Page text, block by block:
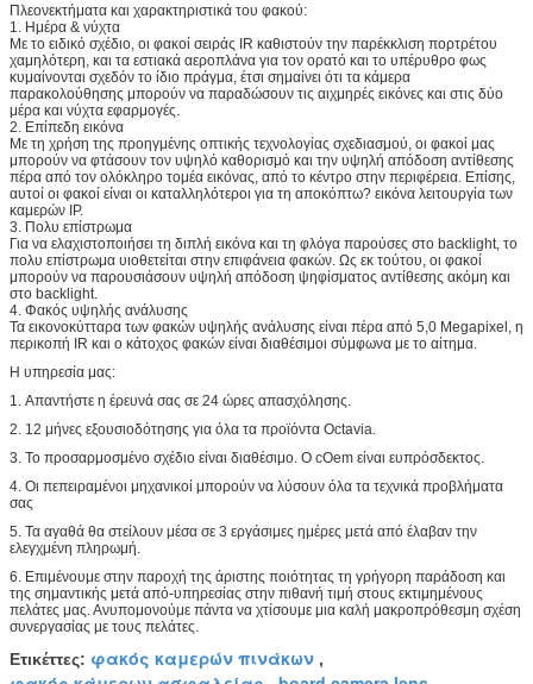
Πλεονεκτήματα και χαρακτηριστικά του φακού:
1. Ημέρα & νύχτα
Με το ειδικό σχέδιο, οι φακοί σειράς IR καθιστούν την παρέκκλιση πορτρέτου
χαμηλότερη, και τα εστιακά αεροπλάνα για τον ορατό και το υπέρυθρο φως
κυμαίνονται σχεδόν το ίδιο πράγμα, έτσι σημαίνει ότι τα κάμερα
παρακολούθησης μπορούν να παραδώσουν τις αιχμηρές εικόνες και στις δύο
μέρα και νύχτα εφαρμογές.
2. Επίπεδη εικόνα
Με τη χρήση της προηγμένης οπτικής τεχνολογίας σχεδιασμού, οι φακοί μας
μπορούν να φτάσουν τον υψηλό καθορισμό και την υψηλή απόδοση αντίθεσης
πέρα από τον ολόκληρο τομέα εικόνας, από το κέντρο στην περιφέρεια. Επίσης,
αυτοί οι φακοί είναι οι καταλληλότεροι για τη αποκόπτω? εικόνα λειτουργία των
καμερών IP.
3. Πολυ επίστρωμα
Για να ελαχιστοποιήσει τη διπλή εικόνα και τη φλόγα παρούσες στο backlight, το
πολυ επίστρωμα υιοθετείται στην επιφάνεια φακών. Ως εκ τούτου, οι φακοί
μπορούν να παρουσιάσουν υψηλή απόδοση ψηφίσματος αντίθεσης ακόμη και
στο backlight.
4. Φακός υψηλής ανάλυσης
Τα εικονοκύτταρα των φακών υψηλής ανάλυσης είναι πέρα από 5,0 Megapixel, η
περικοπή IR και ο κάτοχος φακών είναι διαθέσιμοι σύμφωνα με το αίτημα.
Η υπηρεσία μας:
1. Απαντήστε η έρευνά σας σε 24 ώρες απασχόλησης.
2. 12 μήνες εξουσιοδότησης για όλα τα προϊόντα Octavia.
3. Το προσαρμοσμένο σχέδιο είναι διαθέσιμο. Ο cOem είναι ευπρόσδεκτος.
4. Οι πεπειραμένοι μηχανικοί μπορούν να λύσουν όλα τα τεχνικά προβλήματα
σας
5. Τα αγαθά θα στείλουν μέσα σε 3 εργάσιμες ημέρες μετά από έλαβαν την
ελεγχμένη πληρωμή.
6. Επιμένουμε στην παροχή της άριστης ποιότητας τη γρήγορη παράδοση και
της σημαντικής μετά από-υπηρεσίας στην πιθανή τιμή στους εκτιμημένους
πελάτες μας. Ανυπομονούμε πάντα να χτίσουμε μια καλή μακροπρόθεσμη σχέση
συνεργασίας με τους πελάτες.
Ετικέττες: φακός καμερών πινάκων ,